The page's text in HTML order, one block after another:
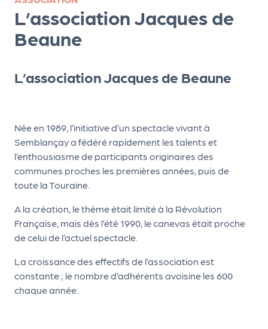
L’association Jacques de
Beaune
L’association Jacques de Beaune
Née en 1989, l’initiative d’un spectacle vivant à
Semblançay a fédéré rapidement les talents et
l’enthousiasme de participants originaires des
communes proches les premières années, puis de
toute la Touraine.
A la création, le thème était limité à la Révolution
Française, mais dès l’été 1990, le canevas était proche
de celui de l’actuel spectacle.
La croissance des effectifs de l’association est
constante ; le nombre d’adhérents avoisine les 600
chaque année.
ns
PR
O
G!
G!
Le
Ma
g
Sui
vr
le
PR